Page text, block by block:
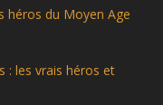
héros du Moyen Age
: les vrais héros et